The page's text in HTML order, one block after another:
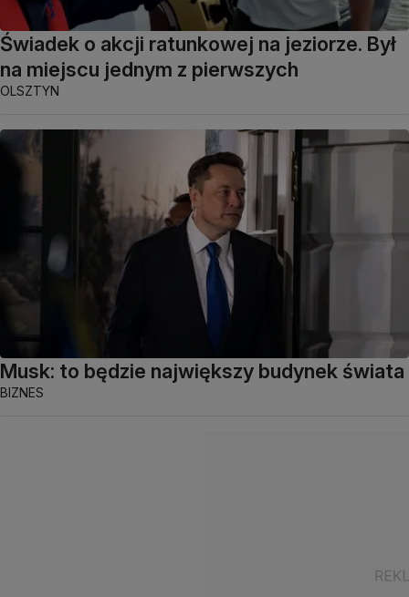
Świadek o akcji ratunkowej na jeziorze. Był
na miejscu jednym z pierwszych
OLSZTYN
Musk: to będzie największy budynek świata
BIZNES